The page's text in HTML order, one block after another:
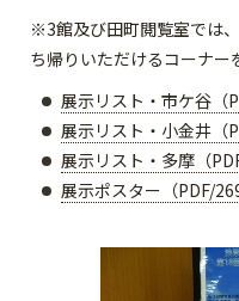
※3館及び田町閲覧室では
ち帰りいただけるコーナー
展示リスト・市ケ谷（
展示リスト・小金井（
展示リスト・多摩（
展示ポスター（PDF/